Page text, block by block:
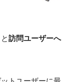
訪問ユーザーへ